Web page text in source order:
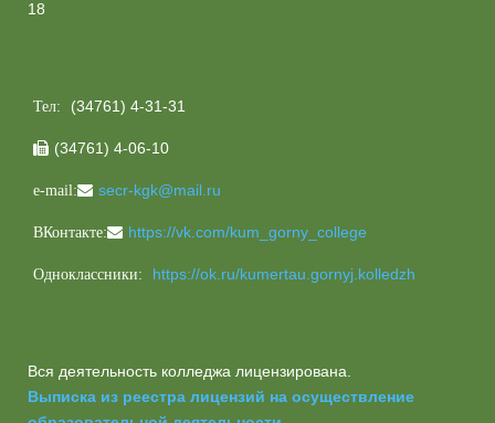
18
Тел: (34761) 4-31-31
 (34761) 4-06-10
e-mail: secr-kgk@mail.ru
ВКонтакте: https://vk.com/kum_gorny_college
Одноклассники: https://ok.ru/kumertau.gornyj.kolledzh
Вся деятельность колледжа лицензирована.
Выписка из реестра лицензий на осуществление